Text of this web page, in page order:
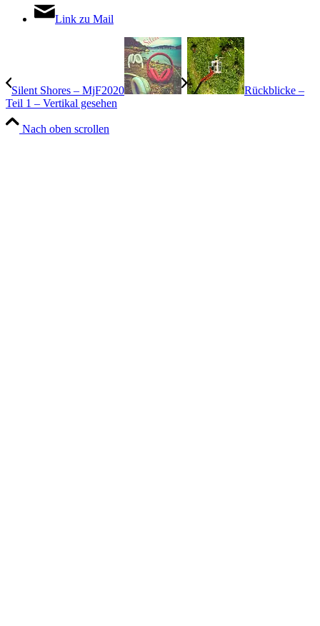
Link zu Mail
Silent Shores – MjF2020
Rückblicke –
Teil 1 – Vertikal gesehen
Nach oben scrollen